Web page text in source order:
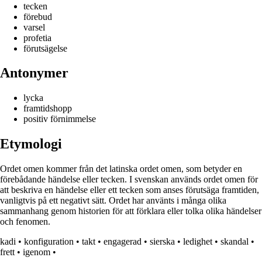
tecken
förebud
varsel
profetia
förutsägelse
Antonymer
lycka
framtidshopp
positiv förnimmelse
Etymologi
Ordet omen kommer från det latinska ordet omen, som betyder en
förebådande händelse eller tecken. I svenskan används ordet omen för
att beskriva en händelse eller ett tecken som anses förutsäga framtiden,
vanligtvis på ett negativt sätt. Ordet har använts i många olika
sammanhang genom historien för att förklara eller tolka olika händelser
och fenomen.
kadi • konfiguration • takt • engagerad • sierska • ledighet • skandal •
frett • igenom •